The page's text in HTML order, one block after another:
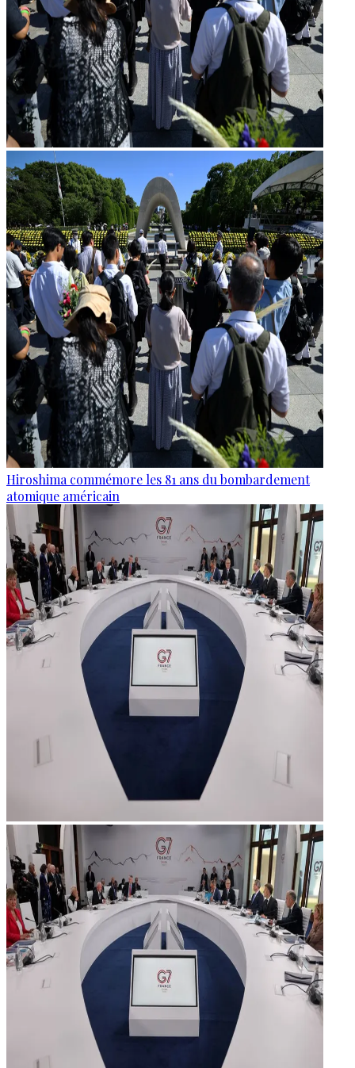
Hiroshima commémore les 81 ans du bombardement
atomique américain